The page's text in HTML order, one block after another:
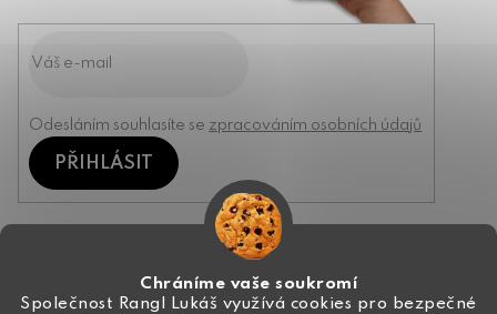
Chráníme vaše soukromí
Společnost Rangl Lukáš využívá cookies pro bezpečné
Odesláním souhlasíte se zpracováním osobních údajů
PŘIHLÁSIT